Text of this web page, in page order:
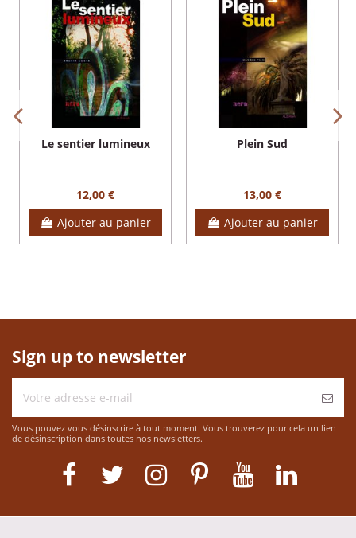
Le sentier lumineux
12,00 €
Ajouter au panier
Plein Sud
13,00 €
Ajouter au panier
Sign up to newsletter
Vous pouvez vous désinscrire à tout moment. Vous trouverez pour cela un lien
de désinscription dans toutes nos newsletters.